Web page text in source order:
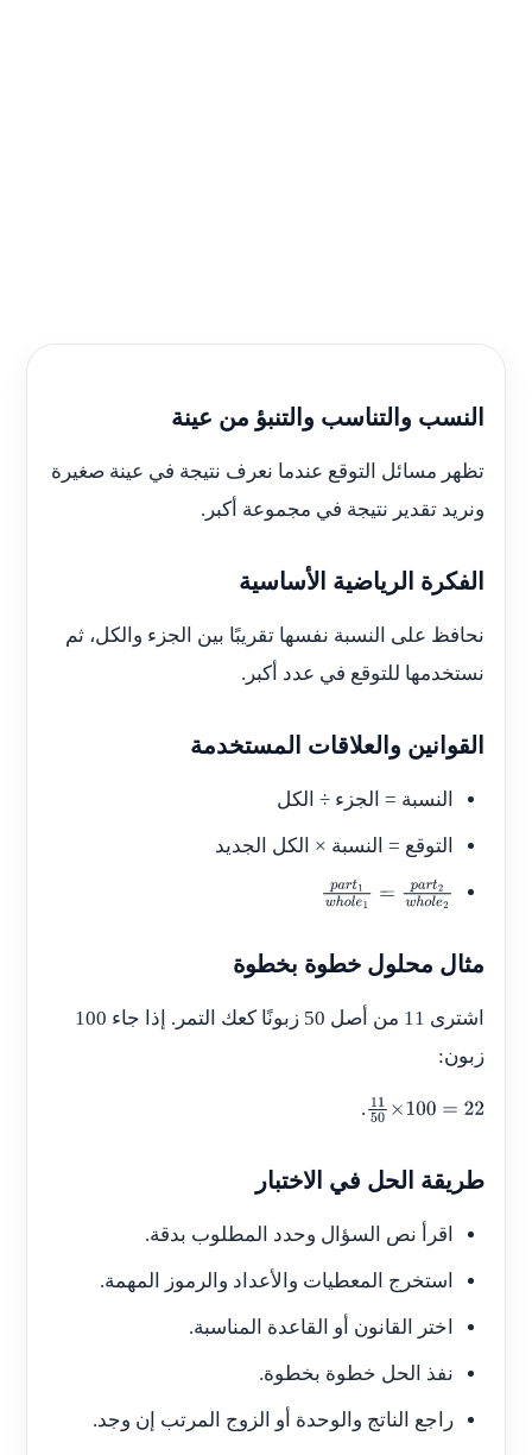
النسب والتناسب والتنبؤ من عينة
تظهر مسائل التوقع عندما نعرف نتيجة في عينة صغيرة
ونريد تقدير نتيجة في مجموعة أكبر.
الفكرة الرياضية الأساسية
نحافظ على النسبة نفسها تقريبًا بين الجزء والكل، ثم
نستخدمها للتوقع في عدد أكبر.
القوانين والعلاقات المستخدمة
النسبة = الجزء ÷ الكل
التوقع = النسبة × الكل الجديد
part1 wh ole1=p
مثال محلول خطوة بخطوة
اشترى 11 من أصل 50 زبونًا كعك التمر. إذا جاء 100
زبون:
11 50×100=22
.
طريقة الحل في الاختبار
اقرأ نص السؤال وحدد المطلوب بدقة.
استخرج المعطيات والأعداد والرموز المهمة.
اختر القانون أو القاعدة المناسبة.
نفذ الحل خطوة بخطوة.
راجع الناتج والوحدة أو الزوج المرتب إن وجد.